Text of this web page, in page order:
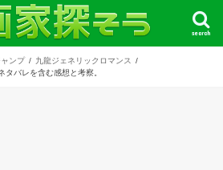
search
ンプ
九龍ジェネリックロマンス
バレを含む感想と考察。